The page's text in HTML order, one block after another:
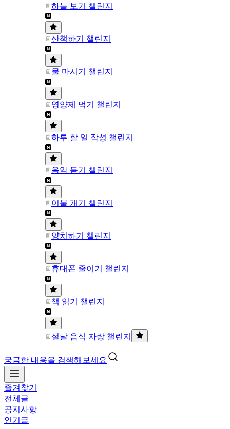
하늘 보기 챌린지
산책하기 챌린지
물 마시기 챌린지
영양제 먹기 챌린지
하루 할 일 작성 챌린지
음악 듣기 챌린지
이불 개기 챌린지
양치하기 챌린지
휴대폰 줄이기 챌린지
책 읽기 챌린지
설날 음식 자랑 챌린지
궁금한 내용을 검색해보세요
즐겨찾기
전체글
공지사항
인기글